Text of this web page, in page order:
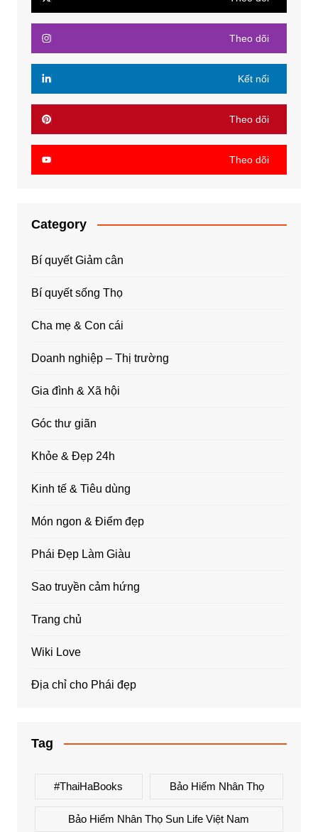
Theo dõi
Kết nối
Theo dõi
Theo dõi
Category
Bí quyết Giảm cân
Bí quyết sống Thọ
Cha mẹ & Con cái
Doanh nghiệp – Thị trường
Gia đình & Xã hội
Góc thư giãn
Khỏe & Đẹp 24h
Kinh tế & Tiêu dùng
Món ngon & Điểm đẹp
Phái Đẹp Làm Giàu
Sao truyền cảm hứng
Trang chủ
Wiki Love
Địa chỉ cho Phái đẹp
Tag
#ThaiHaBooks Bảo Hiểm Nhân Thọ
Bảo Hiểm Nhân Thọ Sun Life Việt Nam